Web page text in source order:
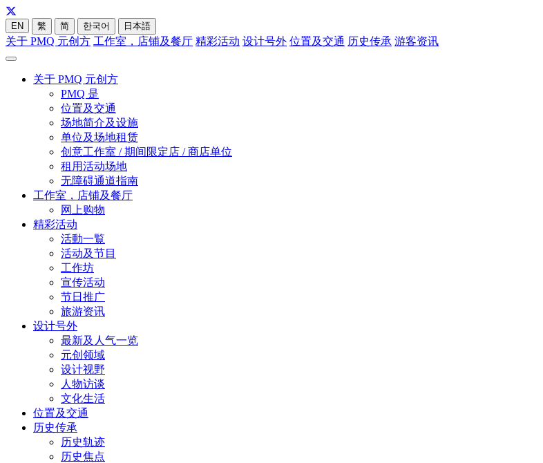
EN 繁 简 한국어 日本語
关于 PMQ 元创方 工作室，店铺及餐厅 精彩活动 设计号外 位置及交通 历史传承 游客资讯
关于 PMQ 元创方
PMQ 是
位置及交通
场地简介及设施
单位及场地租赁
创意工作室 / 期间限定店 / 商店单位
租用活动场地
无障碍通道指南
工作室，店铺及餐厅
网上购物
精彩活动
活動一覧
活动及节目
工作坊
宣传活动
节日推广
旅游资讯
设计号外
最新及人气一览
元创领域
设计视野
人物访谈
文化生活
位置及交通
历史传承
历史轨迹
历史焦点